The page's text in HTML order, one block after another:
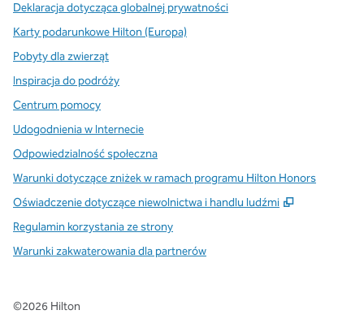
Deklaracja dotycząca globalnej prywatności
Karty podarunkowe Hilton (Europa)
Pobyty dla zwierząt
Inspiracja do podróży
Centrum pomocy
Udogodnienia w Internecie
Odpowiedzialność społeczna
Warunki dotyczące zniżek w ramach programu Hilton Honors
Oświadczenie dotyczące niewolnictwa i handlu ludźmi
,
Regulamin korzystania ze strony
Warunki zakwaterowania dla partnerów
©2026 Hilton